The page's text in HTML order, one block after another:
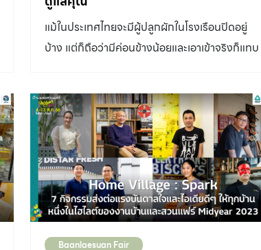
ความฝันแรกตอนเป็นเด็กผมก็ยังอยู่ เลยกลายเป็น
คนที่มีทั้งภาพและเพลงบาลานซ์กันอยู่ตลอดเวลา
แค่เรื่องเดียว เลยอยากจะหลุดจากสิ่งเฉพาะตรง
หน้า ศิลปะมักจะเป็นสิ่งที่ทำให้ผมรู้สึกเหมือนเป็น
พื้นที่ในการพักผ่อน” มุมโปรดของพี่ป๊อด “จริงๆ
ผมไม่ได้มีมุมโปรดเฉพาะตัว คือ ทุกที่เป็นมุมโปรด
ได้ ถ้าความรู้สึกมันมา ในร้านกาแฟผมก็นั่งวาดรูป
ได้หรือที่บ้านหรือในสตูดิโอ เพราะฉะนั้นจึงเป็น
โมเมนต์ที่เรารู้สึกมากกว่าที่จะเป็นมุมใดมุมหนึ่ง ผม
สนใจเรื่องอารมณ์ ความรู้สึกที่เกิดขึ้นมากกว่าว่า
แม้ในประเทศไทยจะมีผู้ปลูกผักในโรงเรือนปิดอยู่
บ้าง แต่ก็ถือว่ามีค่อนข้างน้อยและเอาเข้าจริงก็แทบ
กฤษณะ ธรรมวิมล และคุณเชน-สานสิน ศรีภิรมย์
รักษ์ เป็นผู้ก่อตั้งและถือเป็นสตาร์ตอัปที่มุ่งตอบ
โจทย์อาหารปลอดภัย หรือ Food Safety ของผู้
บริโภคเป็นจุด “สปาร์ก” แรงบันดาลใจ ที่อยากให้ผู้
บริโภคผักได้รับอาหารที่ปลอดภัยอย่างแท้จริง จุด
SPARK ของ Distar Fresh Farm คุณสานสิน :
“หลักๆ เริ่มจากอยากให้ที่บ้านมีผักสะอาดปลอดภัย
Baanlaesuan Fair